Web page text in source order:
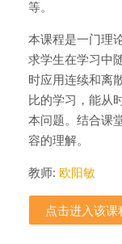
等。
本课程是一门理
求学生在学习中
时应用连续和离
比的学习，能从
本问题。结合课
容的理解。
教师: 欧阳敏
点击进入该课